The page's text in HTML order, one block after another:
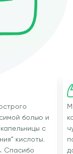
болью и
с
кислоты.
Спасибо